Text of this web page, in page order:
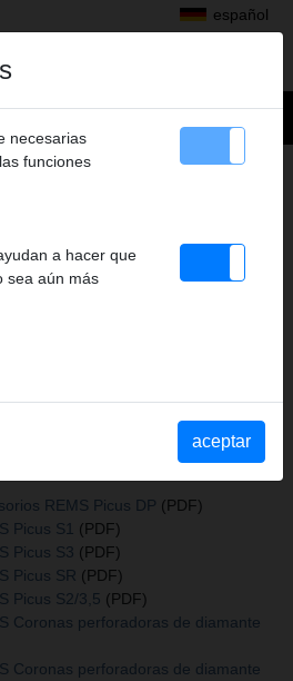
español
muros con discos diamantados
para REMS Picus S1, S3, SR,
REMS Picus DP (PDF)
Picus S1 (PDF)
Picus S3 (PDF)
Picus SR (PDF)
Picus S2/3,5 (PDF)
Coronas perforadoras de diamante
Coronas perforadoras de diamante
necesarias
funciones
a hacer que
sea aún más
aceptar